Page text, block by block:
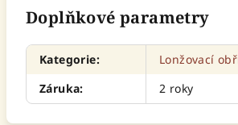
Doplňkové parametry
Kategorie:
Lonžovací
Záruka: 2 roky